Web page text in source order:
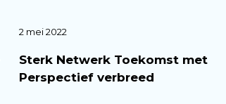
2 mei 2022
Sterk Netwerk Toekomst met
Perspectief verbreed